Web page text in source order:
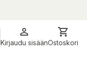
Kirjaudu sisäänOstoskori